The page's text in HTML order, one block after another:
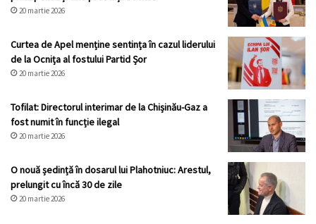
20 martie 2026
Curtea de Apel menține sentința în cazul liderului
de la Ocnița al fostului Partid Șor
20 martie 2026
Tofilat: Directorul interimar de la Chișinău-Gaz a
fost numit în funcție ilegal
20 martie 2026
O nouă ședință în dosarul lui Plahotniuc: Arestul,
prelungit cu încă 30 de zile
20 martie 2026